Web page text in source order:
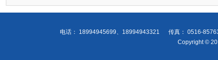
电话： 18994945699、18994943321 传真： 0516-
Copyright ©